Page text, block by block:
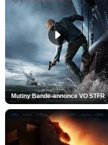
Mutiny Bande-annonce VO STFR